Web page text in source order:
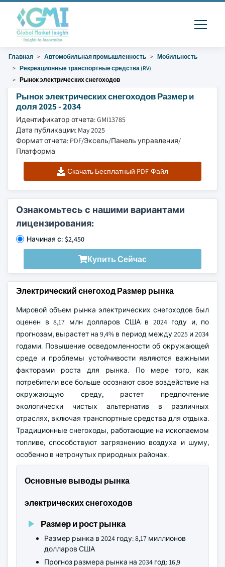
Главная Автомобильная промышленность
Мобильность
Рекреационные транспортные средства (RV)
Рынок электрических снегоходов
Рынок электрических снегоходов Размер и
доля 2025 - 2034
Идентификатор отчета: GMI13785
Дата публикации: May 2025
Формат отчета: PDF/Эксель/Панель управления/
Платформа
Скачать Бесплатный PDF-Файл
Ознакомьтесь с нашими вариантами
лицензирования:
Начиная с: $2,450
Купить Сейчас
Электрический снегоход Размер рынка
Мировой объем рынка электрических снегоходов был
оценен в 8,17 млн долларов США в 2024 году и, по
прогнозам, вырастет на 9,4% в период между 2025 и 2034
годами. Повышение осведомленности об окружающей
среде и проблемы устойчивости являются важными
факторами роста для рынка. По мере того, как
потребители все больше осознают свое воздействие на
окружающую среду, растет предпочтение
экологически чистых альтернатив в различных
отраслях, включая транспортные средства для отдыха.
Традиционные снегоходы, работающие на ископаемом
топливе, способствуют загрязнению воздуха и шуму,
особенно в нетронутых природных районах.
Основные выводы рынка
электрических снегоходов
Размер и рост рынка
Размер рынка в 2024 году: 8,17 миллионов
долларов США
Прогноз размера рынка на 2034 год: 16,9